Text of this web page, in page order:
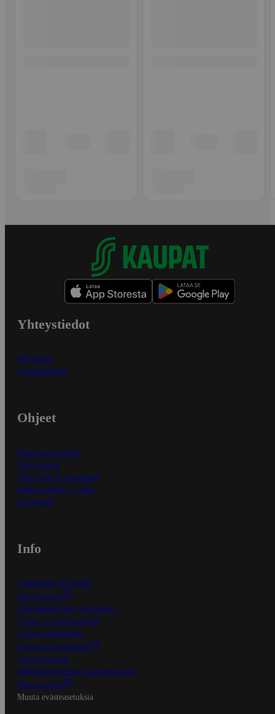
Yhteystiedot
Myymälät
Asiakaspalvelu
Ohjeet
Ensitilaajan ohjeet
Näin maksat
Näin tilaat ja muokkaat
Kaikki ohjeet ja vinkit
In English
Info
S-Business yrityksille
Oiva-raportit
Osuuskauppojen yhteystiedot
Tilaus- ja toimitusehdot
Tietosuojakäytäntö
Palvelun käyttöehdot
Saavutettavuus
Mobiilisovelluksen saavutettavuus
Mainostajalle
Muuta evästeasetuksia